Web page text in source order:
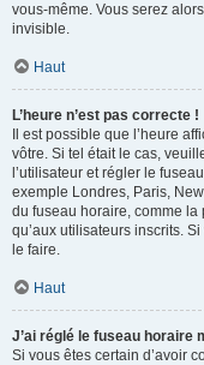
vous-même. Vous serez
invisible.
Haut
L’heure n’est pas correcte !
Il est possible que l’heure
vôtre. Si tel était le cas,
l’utilisateur et régler le
exemple Londres, Paris,
du fuseau horaire, comme la
qu’aux utilisateurs inscrits.
le faire.
Haut
J’ai réglé le fuseau horaire
Si vous êtes certain d’avoir